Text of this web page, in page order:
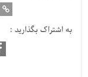
به اشتراک بگذارید :